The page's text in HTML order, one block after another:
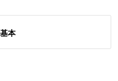
ると、上手くいかない工程も
本